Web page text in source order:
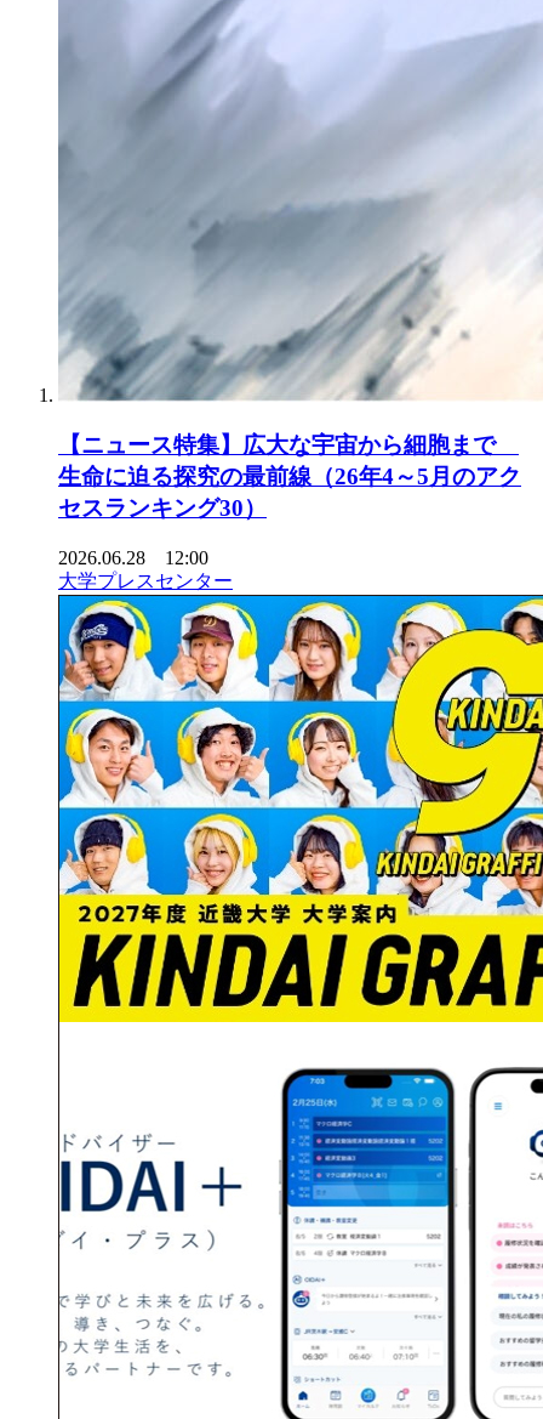
【ニュース特集】広大な宇宙から細胞まで
生命に迫る探究の最前線（26年4～5月のアク
セスランキング30）
2026.06.28 12:00
大学プレスセンター